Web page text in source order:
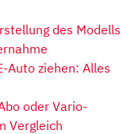
des Modells
Auto ziehen: Alles
oder Vario-
Vergleich